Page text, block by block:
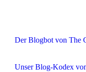
Der Blogbot von The
Unser Blog-Kodex